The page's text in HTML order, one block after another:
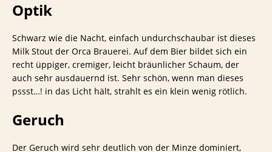
Optik
Schwarz wie die Nacht, einfach undurchschaubar ist dieses
Milk Stout der Orca Brauerei. Auf dem Bier bildet sich ein
recht üppiger, cremiger, leicht bräunlicher Schaum, der
auch sehr ausdauernd ist. Sehr schön, wenn man dieses
pssst…! in das Licht hält, strahlt es ein klein wenig rötlich.
Geruch
Der Geruch wird sehr deutlich von der Minze dominiert,